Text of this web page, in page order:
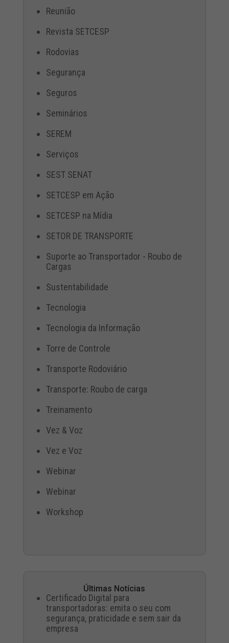
Reunião
Revista SETCESP
Rodovias
Segurança
Seguros
Seminários
SEREM
Serviços
SEST SENAT
SETCESP em Ação
SETCESP na Mídia
SETOR DE TRANSPORTE
Suporte ao Transportador - Roubo de
Cargas
Sustentabilidade
Tecnologia
Tecnologia da Informação
Torre de Controle
Transporte Rodoviário
Transporte: Roubo de carga
Treinamento
Vez & Voz
Vez e Voz
Webinar
Webinar
Workshop
Últimas Notícias
Certificado Digital para
transportadoras: emita o seu com
segurança, praticidade e sem sair da
empresa